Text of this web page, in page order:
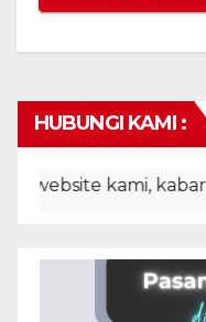
HUBUNGI KAMI :
kami,